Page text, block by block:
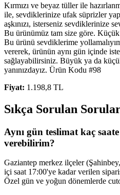
Kırmızı ve beyaz tüller ile
ile, sevdiklerinize ufak süprizler
aşkınızı, isterseniz sevdiklerinize
Bu ürünümüz tam size göre.
Bu ürünü sevdiklerime
vererek, ürünün aynı gün içinde
sağlayabilirsiniz. Büyük ya da
yanınızdayız. Ürün Kodu #98
Fiyat: 1.198,8 TL
Sıkça Sorulan
Aynı gün teslimat kaç
verebilirim?
Gaziantep merkez ilçeler
içi saat 17:00'ye kadar verilen
Özel gün ve yoğun dönemlerde